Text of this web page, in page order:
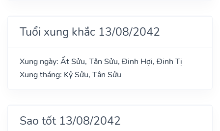
Tuổi xung khắc 13/08/2042
Xung ngày: Ất Sửu, Tân Sửu, Đinh Hợi, Đinh Tị
Xung tháng: Kỷ Sửu, Tân Sửu
Sao tốt 13/08/2042